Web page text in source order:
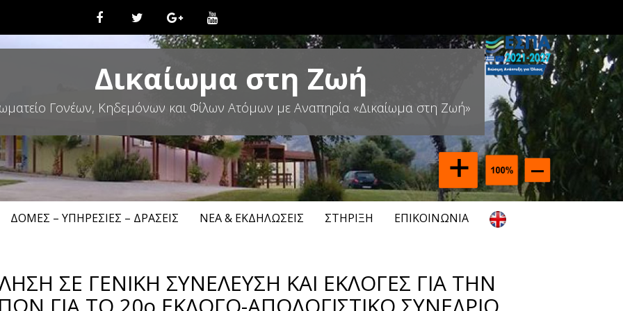
Δικαίωμα στη Ζωή
Γονέων, Κηδεμόνων και Φίλων Ατόμων με Αναπηρία «Δικαίωμα στη Ζωή»
ΔΟΜΈΣ – ΥΠΗΡΕΣΊΕΣ – ΔΡΆΣΕΙΣ ΝΈΑ & ΕΚΔΗΛΏΣΕΙΣ ΣΤΉΡΙΞΗ ΕΠΙΚΟΙΝΩΝΊΑ
ΣΕ ΓΕΝΙΚΗ ΣΥΝΕΛΕΥΣΗ ΚΑΙ ΕΚΛΟΓΕΣ ΓΙΑ ΤΗΝ